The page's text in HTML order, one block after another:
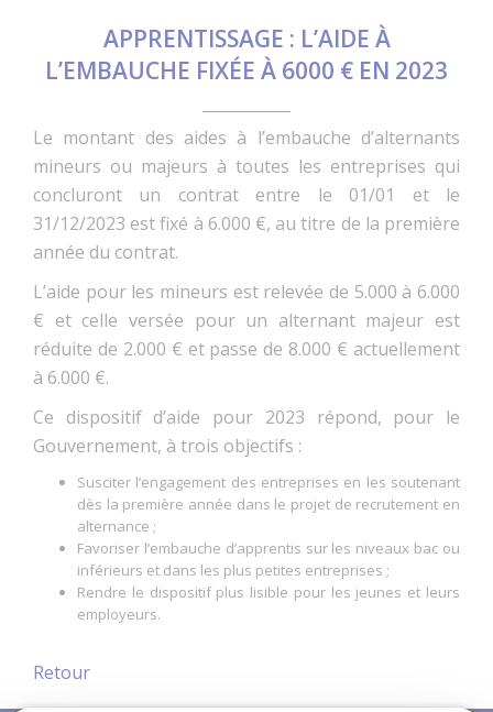
APPRENTISSAGE : L’AIDE À
L’EMBAUCHE FIXÉE À 6000 € EN 2023
Le montant des aides à l’embauche d’alternants
mineurs ou majeurs à toutes les entreprises qui
concluront un contrat entre le 01/01 et le
31/12/2023 est fixé à 6.000 €, au titre de la première
année du contrat.
L’aide pour les mineurs est relevée de 5.000 à 6.000
€ et celle versée pour un alternant majeur est
réduite de 2.000 € et passe de 8.000 € actuellement
à 6.000 €.
Ce dispositif d’aide pour 2023 répond, pour le
Gouvernement, à trois objectifs :
Susciter l’engagement des entreprises en les soutenant
dès la première année dans le projet de recrutement en
alternance ;
Favoriser l’embauche d’apprentis sur les niveaux bac ou
inférieurs et dans les plus petites entreprises ;
Rendre le dispositif plus lisible pour les jeunes et leurs
employeurs.
Retour